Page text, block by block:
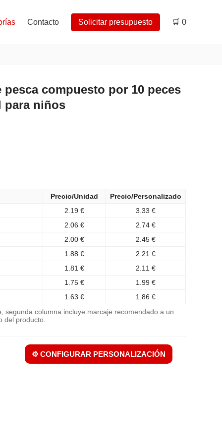
Contacto Solicitar presupuesto 🛒 0
pesca compuesto por 10 peces
para niños
Precio/Unidad
Precio/Personalizado
2.19 €
3.33 €
2.06 €
2.74 €
2.00 €
2.45 €
1.88 €
2.21 €
1.81 €
2.11 €
1.75 €
1.99 €
1.63 €
1.86 €
segunda columna incluye marcaje recomendado a un
del producto.
⚙️ CONFIGURAR PERSONALIZACIÓN